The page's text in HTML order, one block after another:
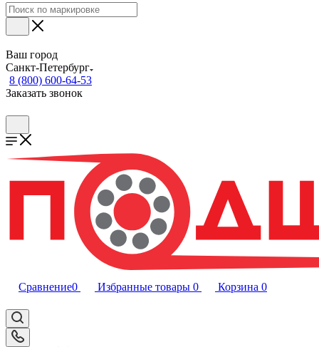
Ваш город
Санкт-Петербург
8 (800) 600-64-53
Заказать звонок
Сравнение0 Избранные товары 0 Корзина 0